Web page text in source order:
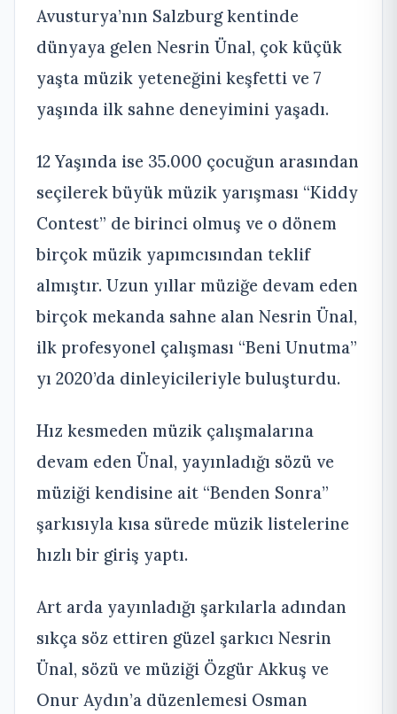
Avusturya’nın Salzburg kentinde
dünyaya gelen Nesrin Ünal, çok küçük
yaşta müzik yeteneğini keşfetti ve 7
yaşında ilk sahne deneyimini yaşadı.
12 Yaşında ise 35.000 çocuğun arasından
seçilerek büyük müzik yarışması “Kiddy
Contest” de birinci olmuş ve o dönem
birçok müzik yapımcısından teklif
almıştır. Uzun yıllar müziğe devam eden
birçok mekanda sahne alan Nesrin Ünal,
ilk profesyonel çalışması “Beni Unutma”
yı 2020’da dinleyicileriyle buluşturdu.
Hız kesmeden müzik çalışmalarına
devam eden Ünal, yayınladığı sözü ve
müziği kendisine ait “Benden Sonra”
şarkısıyla kısa sürede müzik listelerine
hızlı bir giriş yaptı.
Art arda yayınladığı şarkılarla adından
sıkça söz ettiren güzel şarkıcı Nesrin
Ünal, sözü ve müziği Özgür Akkuş ve
Onur Aydın’a düzenlemesi Osman